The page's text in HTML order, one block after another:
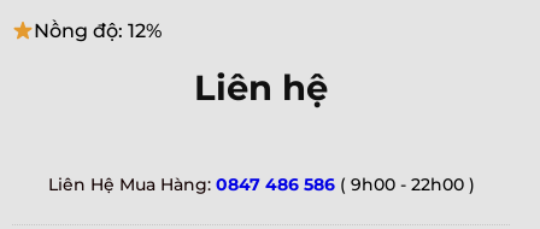
Nồng độ: 12%
Liên hệ
Liên Hệ Mua Hàng: 0847 486 586 ( 9h00 - 22h00 )